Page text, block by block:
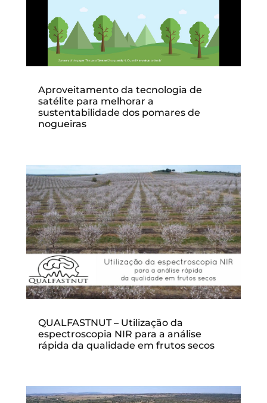
Aproveitamento da tecnologia de
satélite para melhorar a
sustentabilidade dos pomares de
nogueiras
QUALFASTNUT – Utilização da
espectroscopia NIR para a análise
rápida da qualidade em frutos secos